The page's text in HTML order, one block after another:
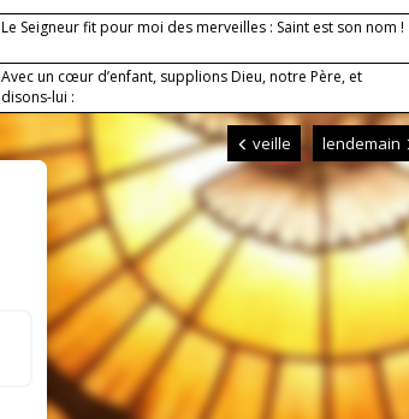
Le Seigneur fit pour moi des merveilles : Saint est son nom !
Avec un cœur d’enfant, supplions Dieu, notre Père, et
disons-lui :
veille lendemain